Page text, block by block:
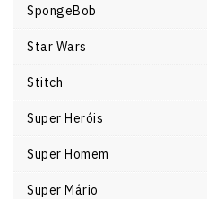
SpongeBob
Star Wars
Stitch
Super Heróis
Super Homem
Super Mário